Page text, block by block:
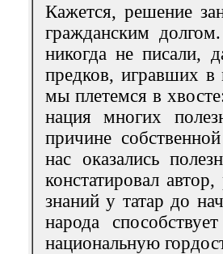
Кажется, решение
гражданским
никогда не писали,
предков, игравших
мы плетемся в
нация многих
причине
нас оказались
констатировал
знаний у татар до
народа
национальную